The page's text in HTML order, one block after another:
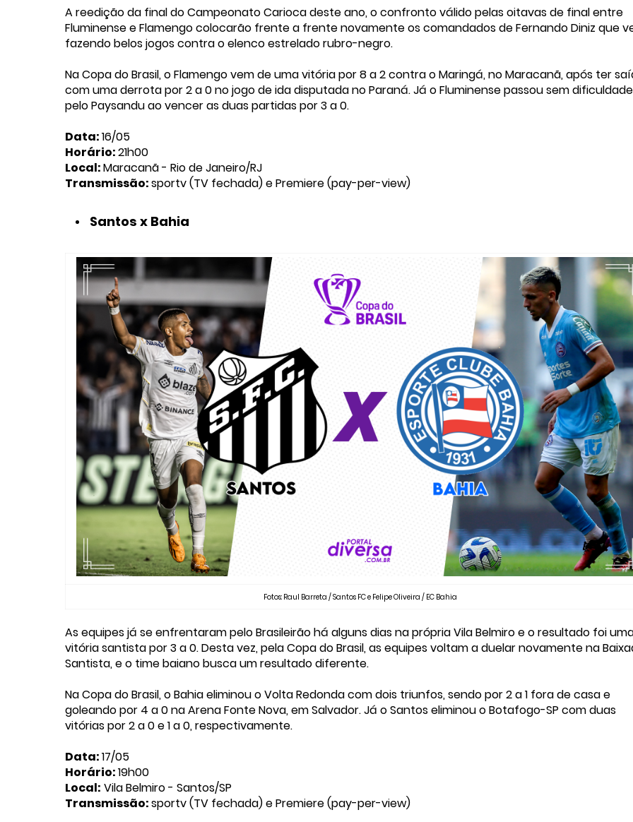
A reedição da final do Campeonato Carioca deste ano, o confronto válido pelas oitavas de final entre
Fluminense e Flamengo colocarão frente a frente novamente os comandados de Fernando Diniz que
fazendo belos jogos contra o elenco estrelado rubro-negro.
Na Copa do Brasil, o Flamengo vem de uma vitória por 8 a 2 contra o Maringá, no Maracanã, após ter
com uma derrota por 2 a 0 no jogo de ida disputada no Paraná. Já o Fluminense passou sem
pelo Paysandu ao vencer as duas partidas por 3 a 0.
Data:16/05
Horário:21h00
Local:Maracanã - Rio de Janeiro/RJ
Transmissão:sportv (TV fechada) e Premiere (pay-per-view)
Santos x Bahia
Fotos: Raul Barreta / Santos FC e Felipe Oliveira / EC Bahia
As equipes já se enfrentaram pelo Brasileirão há alguns dias na própria Vila Belmiro e o resultado foi
vitória santista por 3 a 0. Desta vez, pela Copa do Brasil, as equipes voltam a duelar novamente na
Santista, e o time baiano busca um resultado diferente.
Na Copa do Brasil, o Bahia eliminou o Volta Redonda com dois triunfos, sendo por 2 a 1 fora de casa e
goleando por 4 a 0 na Arena Fonte Nova, em Salvador. Já o Santos eliminou o Botafogo-SP com duas
vitórias por 2 a 0 e 1 a 0, respectivamente.
Data:17/05
Horário:19h00
Local: Vila Belmiro - Santos/SP
Transmissão:sportv (TV fechada) e Premiere (pay-per-view)